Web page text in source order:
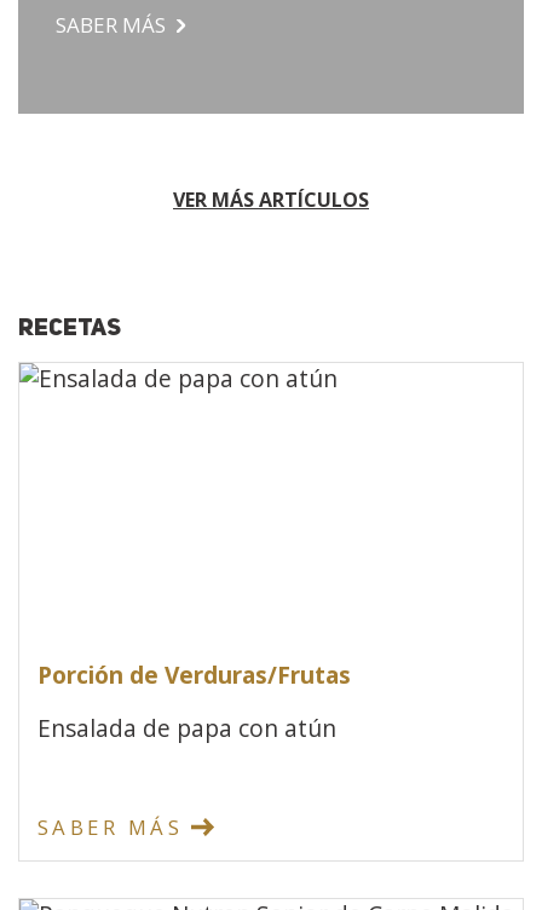
SABER MÁS
VER MÁS ARTÍCULOS
RECETAS
Porción de Verduras/Frutas
Ensalada de papa con atún
SABER MÁS